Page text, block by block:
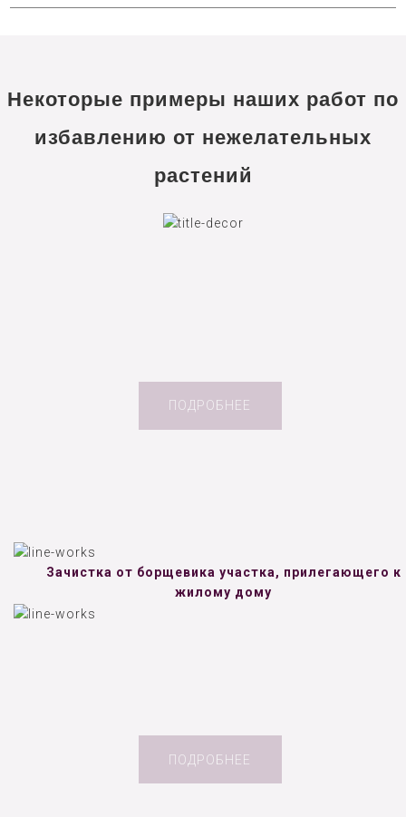
Некоторые примеры наших работ по
избавлению от нежелательных
растений
ПОДРОБНЕЕ
Зачистка от борщевика участка, прилегающего к
жилому дому
ПОДРОБНЕЕ